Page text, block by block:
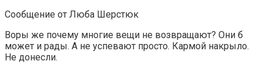
Сообщение от Люба Шерстюк
Воры же почему многие вещи не возвращают? Они б
может и рады. А не успевают просто. Кармой накрыло.
Не донесли.